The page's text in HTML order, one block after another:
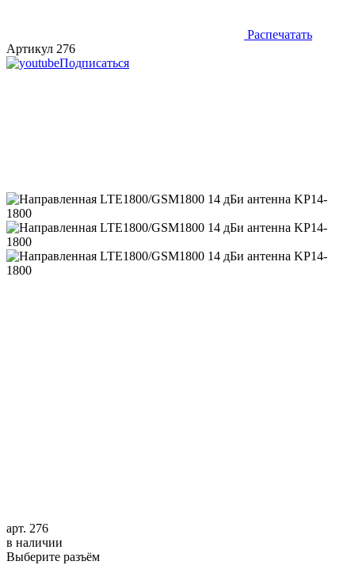
Распечатать
Артикул 276
Подписаться
арт. 276
в наличии
Выберите разъём